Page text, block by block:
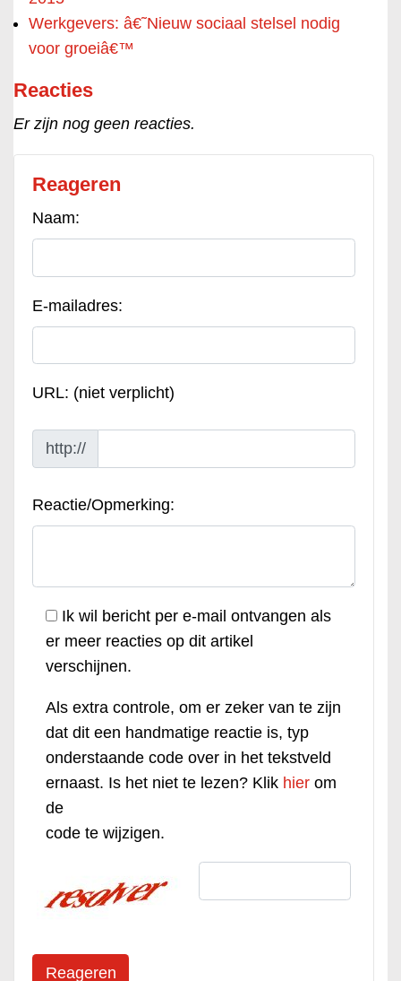
Werkgevers: â€˜Nieuw sociaal stelsel nodig
voor groeiâ€™
Reacties
Er zijn nog geen reacties.
Reageren
Naam:
E-mailadres:
URL: (niet verplicht)
http://
Reactie/Opmerking:
Ik wil bericht per e-mail ontvangen als
er meer reacties op dit artikel
verschijnen.
Als extra controle, om er zeker van te zijn
dat dit een handmatige reactie is, typ
onderstaande code over in het tekstveld
ernaast. Is het niet te lezen? Klik hier om
de
code te wijzigen.